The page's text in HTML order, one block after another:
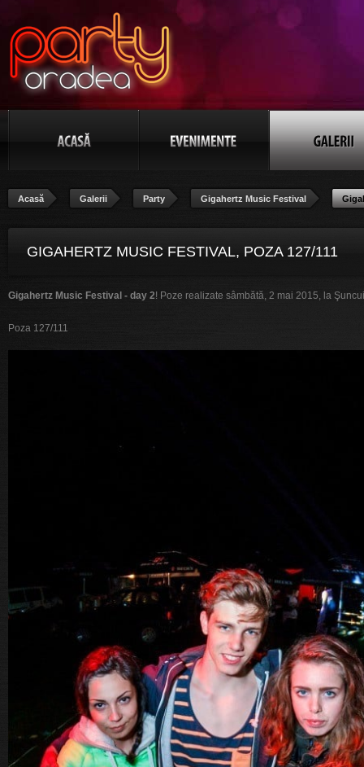
Acasă Galerii Party Gigahertz Music Festival
GIGAHERTZ MUSIC FESTIVAL, POZA 127/111
Gigahertz Music Festival - day 2! Poze realizate sâmbătă, 2 mai 2015, la
Poza 127/111